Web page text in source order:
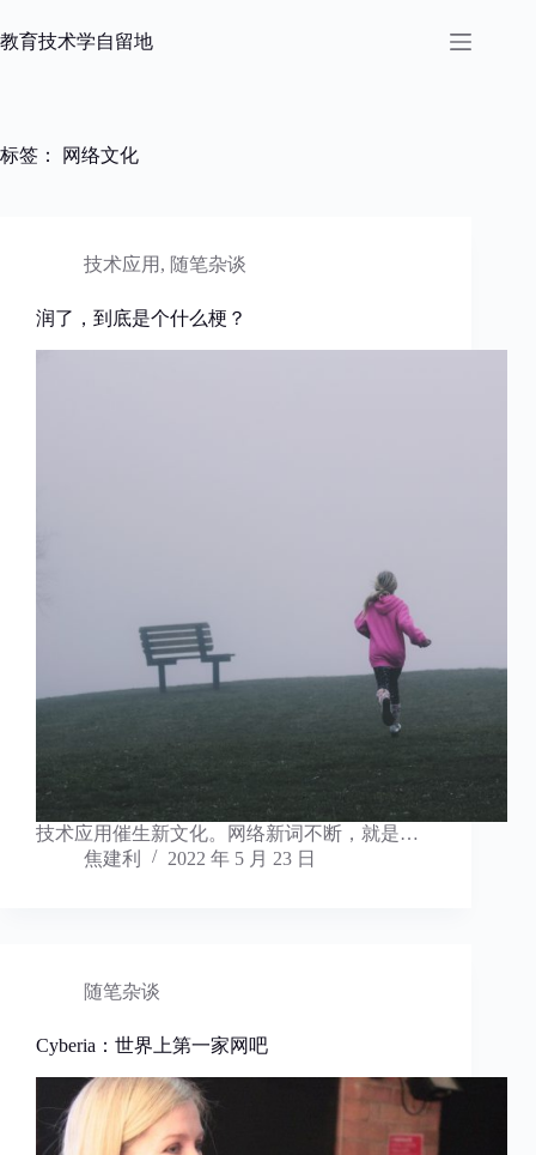
过
教育技术学自留地
标签： 网络文化
技术应用 , 随笔杂谈
润了，到底是个什么梗？
技术应用催生新文化。网络新词不断，就是…
焦建利
2022 年 5 月 23 日
随笔杂谈
Cyberia：世界上第一家网吧